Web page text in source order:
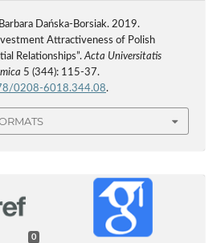
Dańska-Borsiak. 2019.
Attractiveness of Polish
Relationships”.Acta Universitatis
5 (344): 115-37.
0208-6018.344.08.
0